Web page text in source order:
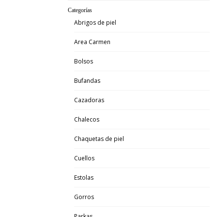
Categorías
Abrigos de piel
Area Carmen
Bolsos
Bufandas
Cazadoras
Chalecos
Chaquetas de piel
Cuellos
Estolas
Gorros